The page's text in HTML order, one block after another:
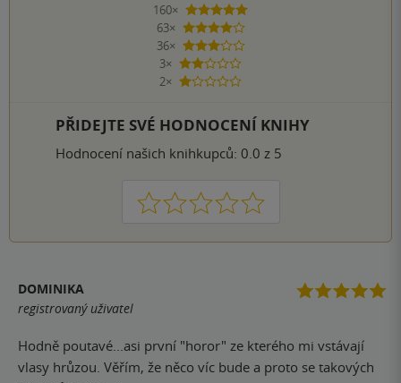
160×
5 hvězdiček
63×
4 hvězdičky
36×
3 hvězdičky
3×
2 hvězdičky
2×
1 hvezdička
PŘIDEJTE SVÉ HODNOCENÍ KNIHY
Hodnocení našich knihkupců: 0.0 z 5
1 2 3 4 5
DOMINIKA
registrovaný uživatel
Hodně poutavé...asi první "horor" ze kterého mi vstávají
vlasy hrůzou. Věřím, že něco víc bude a proto se takových